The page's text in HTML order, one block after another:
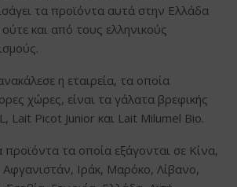
τα προϊόντα αυτά στην Ελλάδα
και από τους ελληνικούς
η εταιρεία, τα οποία
χώρες, είναι τα γάλατα βρεφικής
Lait Picot Junior και Lait Milumel Bio.
τα οποία εξάγονται σε Κίνα,
Ιράκ, Μαρόκο, Λίβανο,